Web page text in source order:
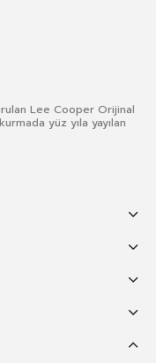
Lee Cooper Orijinal
yüz yıla yayılan